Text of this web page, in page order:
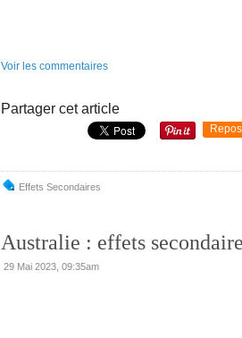
Voir les commentaires
Partager cet article
Effets Secondaires
Australie : effets
29 Mai 2023, 09:35am